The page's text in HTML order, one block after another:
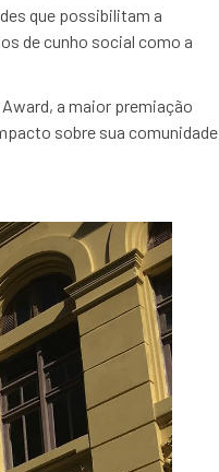
que possibilitam a
de cunho social como a
a maior premiação
sobre sua comunidade